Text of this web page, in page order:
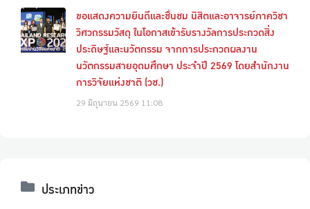
ขอแสดงความยินดีและชื่นชม นิสิตและอาจารย์ภาควิชา
วิศวกรรมวัสดุ ในโอกาสเข้ารับรางวัลการประกวดสิ่ง
ประดิษฐ์และนวัตกรรม จากการประกวดผลงาน
นวัตกรรมสายอุดมศึกษา ประจำปี 2569 โดยสำนักงาน
การวิจัยแห่งชาติ (วช.)
29 มิถุนายน 2569 11:08
ประเภทข่าว